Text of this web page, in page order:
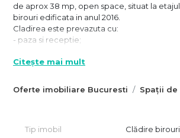
Oferte imobiliare Bucuresti Spații
de aprox 38 mp, open space, situat la
birouri edificata in anul 2016.
Cladirea este prevazuta cu:
- paza si receptie;
- generator;
- 2 lifturi etc.
Bucataria este comuna pentru toate
Citește mai mult
Tip imobil Clădire birouri